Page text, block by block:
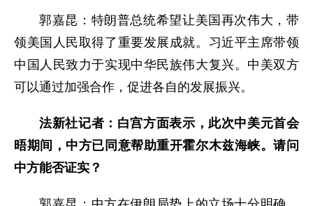
郭嘉昆：特朗普总统希望让美国再次伟大，带
领美国人民取得了重要发展成就。习近平主席带领
中国人民致力于实现中华民族伟大复兴。中美双方
可以通过加强合作，促进各自的发展振兴。
法新社记者：白宫方面表示，此次中美元首会
晤期间，中方已同意帮助重开霍尔木兹海峡。请问
中方能否证实？